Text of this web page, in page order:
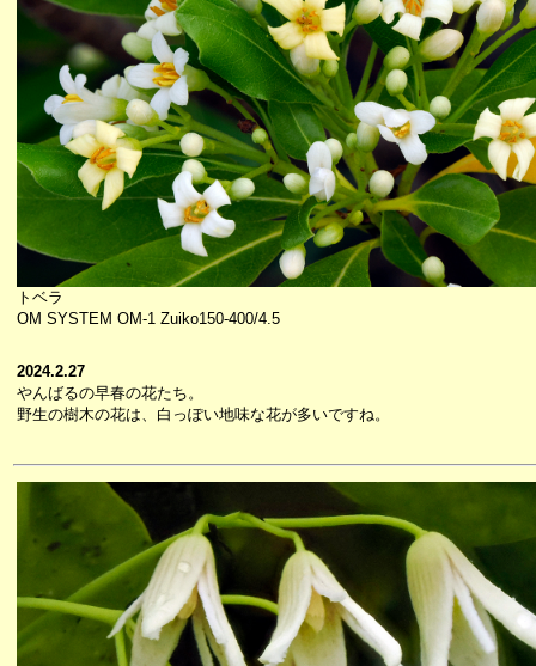
トベラ
OM SYSTEM OM-1 Zuiko150-400/4.5
2024.2.27
やんばるの早春の花たち。
野生の樹木の花は、白っぽい地味な花が多いですね。